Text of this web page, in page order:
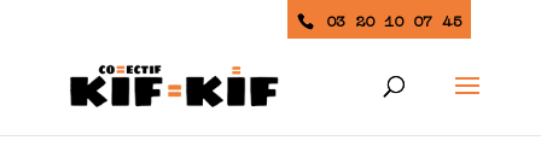
03 20 10 07 45